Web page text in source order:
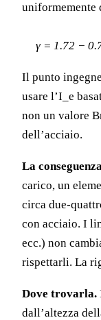
uniformemente
γ = 1.72 −
Il punto
usare l’I_e
non un valore
dell’acciaio.
La
carico, un
circa due-
con acciaio. I
ecc.) non
rispettarli. La
Dove trovarla.
dall’altezza